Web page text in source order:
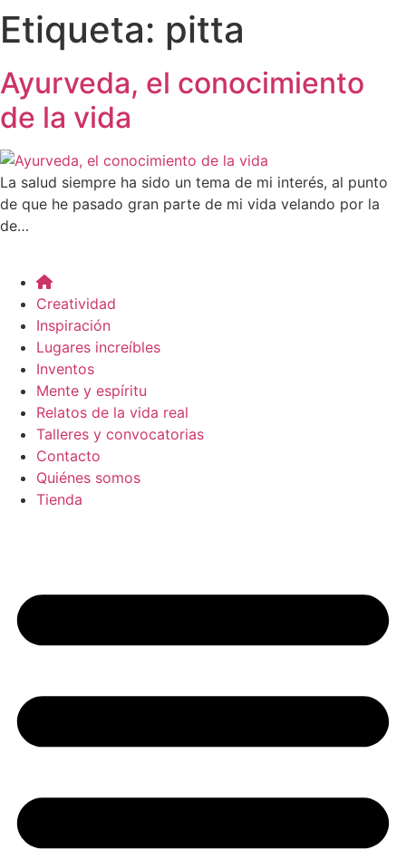
Etiqueta: pitta
Ayurveda, el conocimiento
de la vida
La salud siempre ha sido un tema de mi interés, al punto
de que he pasado gran parte de mi vida velando por la
de…
Creatividad
Inspiración
Lugares increíbles
Inventos
Mente y espíritu
Relatos de la vida real
Talleres y convocatorias
Contacto
Quiénes somos
Tienda